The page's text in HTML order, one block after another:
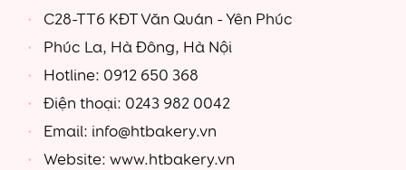
C28-TT6 KĐT Văn Quán - Yên Phúc
Phúc La, Hà Đông, Hà Nội
Hotline: 0912 650 368
Điện thoại: 0243 982 0042
Email: info@htbakery.vn
Website: www.htbakery.vn